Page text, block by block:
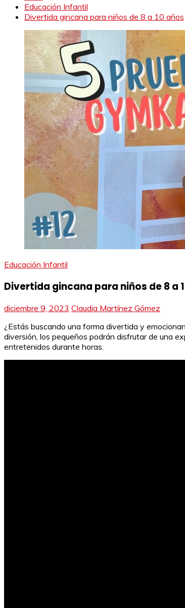
Educación Infantil
Divertida gincana para niños de 8 a 10 años
Educación Infantil
Divertida gincana para niños de 8 a
diciembre 9, 2023 Claudia Martínez Gómez
¿Estás buscando una forma divertida y
diversión, los pequeños podrán disfrutar de una
entretenidos durante horas.